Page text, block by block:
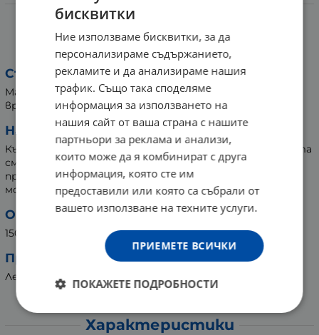
Информация
БИЛКОВИТА ПРОТИВОВИРУСНА
БИЛКОВА СМЕС 1 150 г
Състав:
Мащерка, жълт кантарион, жиловлек, анасон, борови
връхчета, бял риган, лайка, салвия, трепетлика.
Начин на употреба:
Към 500 мл вряща вода се прибавят 2 с.л. от билковата
смес. Вари се от 3 до 5 минути, прецежда се и се
приема 3 пъти дневно по 1 ч.ч. на гладно. По желание
може да се подслади.
Опаковка:
150 грама
Производител:
Лековита ООД, България
Характеристики
бисквитки
Ние използваме бисквитки, за да
персонализираме съдържанието,
рекламите и да анализираме нашия
трафик. Също така споделяме
информация за използването на
нашия сайт от ваша страна с нашите
партньори за реклама и анализи,
които може да я комбинират с друга
информация, която сте им
предоставили или която са събрали от
вашето използване на техните услуги.
ПРИЕМЕТЕ ВСИЧКИ
ПОКАЖЕТЕ ПОДРОБНОСТИ